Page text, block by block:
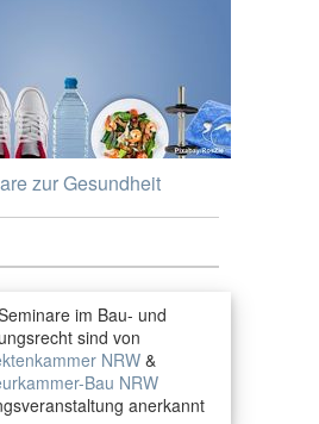
zur Gesundheit
im Bau- und
sind von
NRW&
Bau NRW
anerkannt